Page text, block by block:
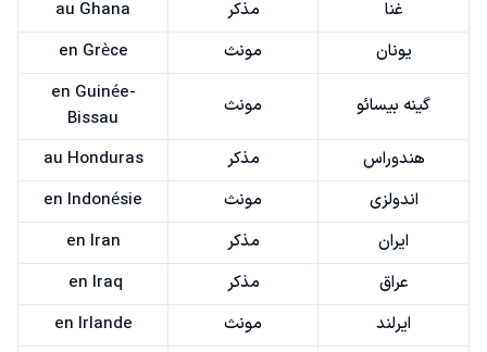
غنا
مذکر
au Ghana
یونان
مونث en Grèce
گینه بیسائو مونث
en Guinée-
Bissau
هندوراس
مذکر
au Honduras
اندولزی
مونث
en Indonésie
ایران
مذکر
en Iran
عراق
مذکر
en Iraq
ایرلند
مونث
en Irlande